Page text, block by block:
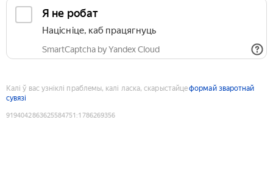
Я не робат
Націсніце, каб працягнуць
SmartCaptcha by Yandex Cloud
Калі ў вас узніклі праблемы, калі ласка, скарыстайцеформай зваротнай
сувязі
9194042863625584751 :1786269356